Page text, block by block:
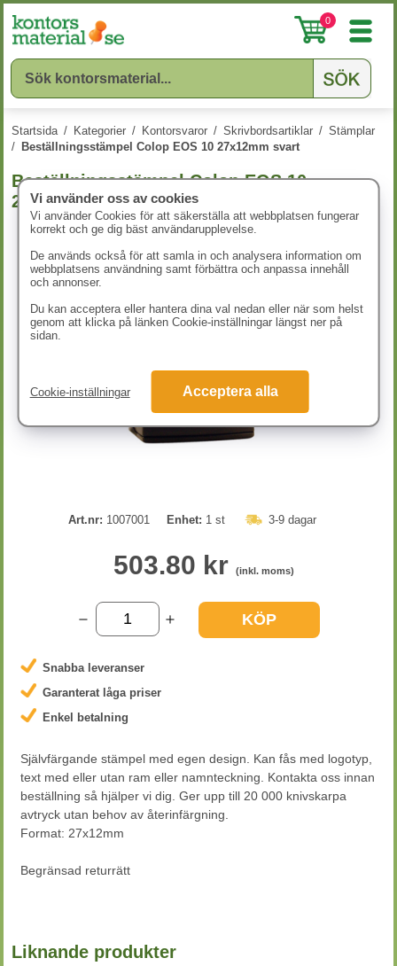
0
Startsida / Kategorier / Kontorsvaror / Skrivbordsartiklar / Stämplar
/ Beställningsstämpel Colop EOS 10 27x12mm svart
Beställningsstämpel Colop EOS 10
27x12mm svart
Art.nr: 1007001 Enhet: 1 st 3-9 dagar
503.80 kr (inkl. moms)
KÖP
Snabba leveranser
Garanterat låga priser
Enkel betalning
Självfärgande stämpel med egen design. Kan fås med logotyp,
text med eller utan ram eller namnteckning. Kontakta oss innan
beställning så hjälper vi dig. Ger upp till 20 000 knivskarpa
avtryck utan behov av återinfärgning.
Format: 27x12mm
Begränsad returrätt
Liknande produkter
Vi använder oss av cookies
Vi använder Cookies för att säkerställa att webbplatsen fungerar
korrekt och ge dig bäst användarupplevelse.
De används också för att samla in och analysera information om
webbplatsens användning samt förbättra och anpassa innehåll
och annonser.
Du kan acceptera eller hantera dina val nedan eller när som helst
genom att klicka på länken Cookie-inställningar längst ner på
sidan.
Cookie-inställningar Acceptera alla